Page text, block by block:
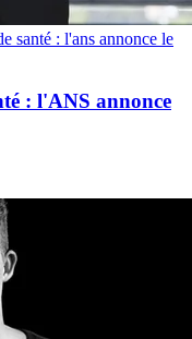
santé : l'ans annonce le
: l'ANS annonce